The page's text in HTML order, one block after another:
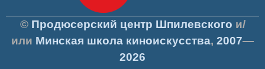
© Продюсерский центр Шпилевского и/
или Минская школа киноискусства, 2007—
2026